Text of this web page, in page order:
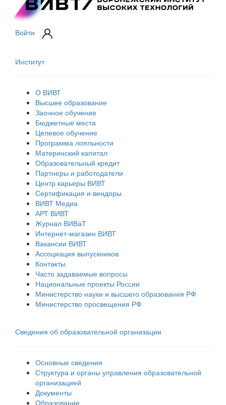
Войти
Институт
О ВИВТ
Высшее образование
Заочное обучение
Бюджетные места
Целевое обучение
Программа лояльности
Материнский капитал
Образовательный кредит
Партнеры и работодатели
Центр карьеры ВИВТ
Сертификация и вендоры
ВИВТ Медиа
АРТ ВИВТ
Журнал ВИВаТ
Интернет-магазин ВИВТ
Вакансии ВИВТ
Ассоциация выпускников
Контакты
Часто задаваемые вопросы
Национальные проекты России
Министерство науки и высшего образования РФ
Министерство просвещения РФ
Сведения об образовательной организации
Основные сведения
Структура и органы управления образовательной
организацией
Документы
Образование